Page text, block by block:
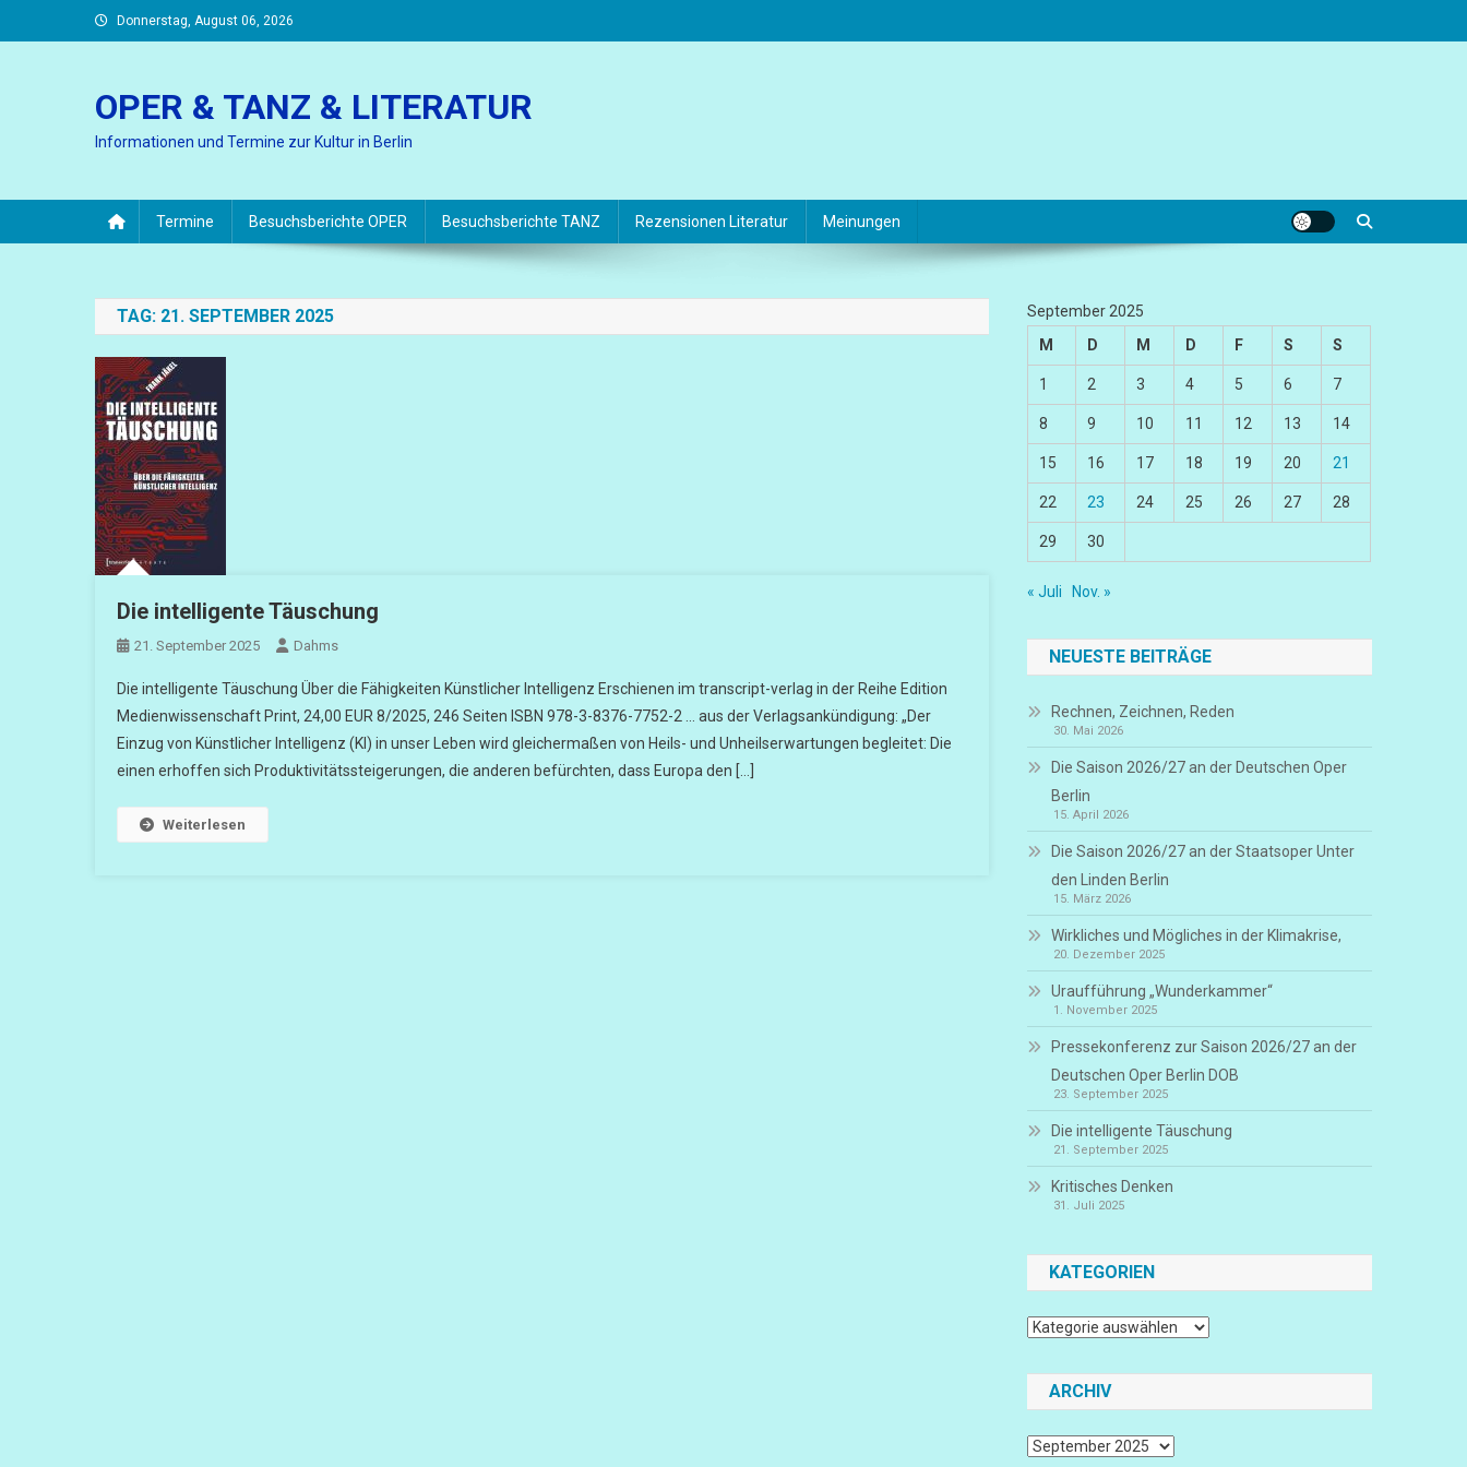
to
Donnerstag, August 06, 2026
OPER & TANZ & LITERATUR
Informationen und Termine zur Kultur in Berlin
Termine Besuchsberichte OPER Besuchsberichte TANZ Rezensionen Literatur Meinungen
TAG: 21. SEPTEMBER 2025
Die intelligente Täuschung
21. September 2025 Dahms
Die intelligente Täuschung Über die Fähigkeiten Künstlicher Intelligenz Erschienen im transcript-verlag in der Reihe Edition
Medienwissenschaft Print, 24,00 EUR 8/2025, 246 Seiten ISBN 978-3-8376-7752-2 … aus der Verlagsankündigung: „Der
Einzug von Künstlicher Intelligenz (KI) in unser Leben wird gleichermaßen von Heils- und Unheilserwartungen begleitet: Die
einen erhoffen sich Produktivitätssteigerungen, die anderen befürchten, dass Europa den […]
Weiterlesen
September 2025
M
D M D F S S
1 2 3 4 5 6 7
8 9 10 11 12 13 14
15 16 17 18 19 20 21
22 23 24 25 26 27 28
29 30
« Juli Nov. »
NEUESTE BEITRÄGE
Rechnen, Zeichnen, Reden
30. Mai 2026
Die Saison 2026/27 an der Deutschen Oper
Berlin
15. April 2026
Die Saison 2026/27 an der Staatsoper Unter
den Linden Berlin
15. März 2026
Wirkliches und Mögliches in der Klimakrise,
20. Dezember 2025
Uraufführung „Wunderkammer“
1. November 2025
Pressekonferenz zur Saison 2026/27 an der
Deutschen Oper Berlin DOB
23. September 2025
Die intelligente Täuschung
21. September 2025
Kritisches Denken
31. Juli 2025
KATEGORIEN
Kategorien
ARCHIV
Archiv